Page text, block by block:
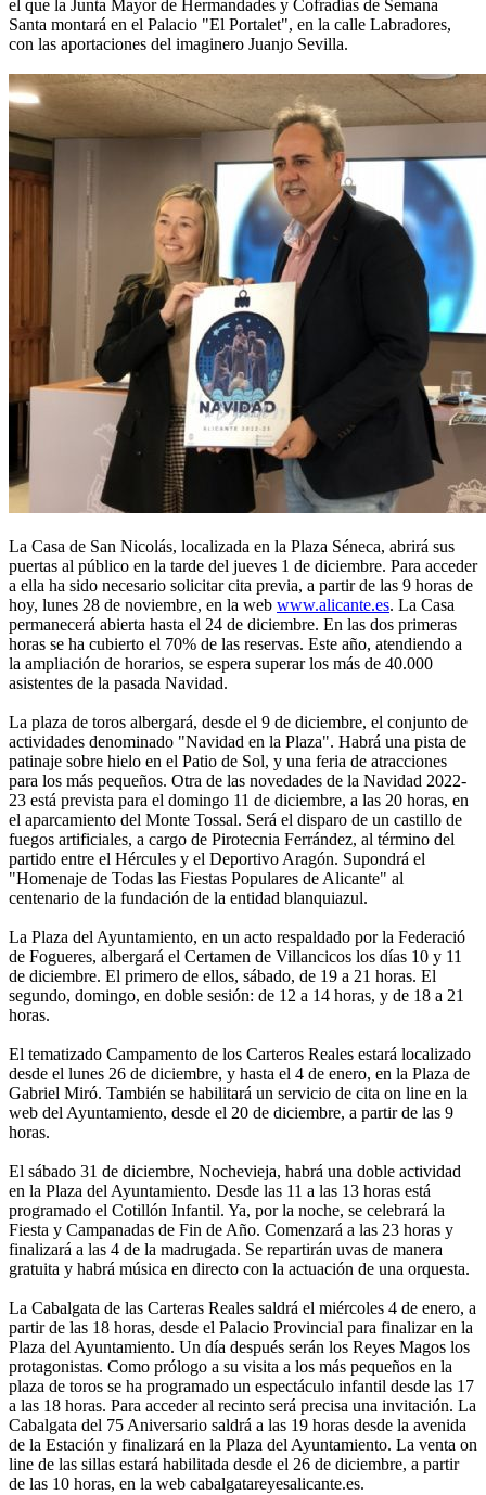
el que la Junta Mayor de Hermandades y Cofradías de Semana
Santa montará en el Palacio "El Portalet", en la calle Labradores,
con las aportaciones del imaginero Juanjo Sevilla.
La Casa de San Nicolás, localizada en la Plaza Séneca, abrirá sus
puertas al público en la tarde del jueves 1 de diciembre. Para acceder
a ella ha sido necesario solicitar cita previa, a partir de las 9 horas de
hoy, lunes 28 de noviembre, en la web www.alicante.es. La Casa
permanecerá abierta hasta el 24 de diciembre. En las dos primeras
horas se ha cubierto el 70% de las reservas. Este año, atendiendo a
la ampliación de horarios, se espera superar los más de 40.000
asistentes de la pasada Navidad.
La plaza de toros albergará, desde el 9 de diciembre, el conjunto de
actividades denominado "Navidad en la Plaza". Habrá una pista de
patinaje sobre hielo en el Patio de Sol, y una feria de atracciones
para los más pequeños. Otra de las novedades de la Navidad 2022-
23 está prevista para el domingo 11 de diciembre, a las 20 horas, en
el aparcamiento del Monte Tossal. Será el disparo de un castillo de
fuegos artificiales, a cargo de Pirotecnia Ferrández, al término del
partido entre el Hércules y el Deportivo Aragón. Supondrá el
"Homenaje de Todas las Fiestas Populares de Alicante" al
centenario de la fundación de la entidad blanquiazul.
La Plaza del Ayuntamiento, en un acto respaldado por la Federació
de Fogueres, albergará el Certamen de Villancicos los días 10 y 11
de diciembre. El primero de ellos, sábado, de 19 a 21 horas. El
segundo, domingo, en doble sesión: de 12 a 14 horas, y de 18 a 21
horas.
El tematizado Campamento de los Carteros Reales estará localizado
desde el lunes 26 de diciembre, y hasta el 4 de enero, en la Plaza de
Gabriel Miró. También se habilitará un servicio de cita on line en la
web del Ayuntamiento, desde el 20 de diciembre, a partir de las 9
horas.
El sábado 31 de diciembre, Nochevieja, habrá una doble actividad
en la Plaza del Ayuntamiento. Desde las 11 a las 13 horas está
programado el Cotillón Infantil. Ya, por la noche, se celebrará la
Fiesta y Campanadas de Fin de Año. Comenzará a las 23 horas y
finalizará a las 4 de la madrugada. Se repartirán uvas de manera
gratuita y habrá música en directo con la actuación de una orquesta.
La Cabalgata de las Carteras Reales saldrá el miércoles 4 de enero, a
partir de las 18 horas, desde el Palacio Provincial para finalizar en la
Plaza del Ayuntamiento. Un día después serán los Reyes Magos los
protagonistas. Como prólogo a su visita a los más pequeños en la
plaza de toros se ha programado un espectáculo infantil desde las 17
a las 18 horas. Para acceder al recinto será precisa una invitación. La
Cabalgata del 75 Aniversario saldrá a las 19 horas desde la avenida
de la Estación y finalizará en la Plaza del Ayuntamiento. La venta on
line de las sillas estará habilitada desde el 26 de diciembre, a partir
de las 10 horas, en la web cabalgatareyesalicante.es.